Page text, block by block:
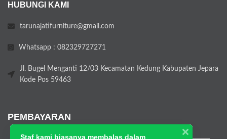
HUBUNGI KAMI
tarunajatifurniture@gmail.com
Whatsapp : 082329727271
Jl. Bugel Menganti 12/03 Kecamatan Kedung Kabupaten Jepara
Kode Pos 59463
PEMBAYARAN
Staf kami biasanya membalas dalam